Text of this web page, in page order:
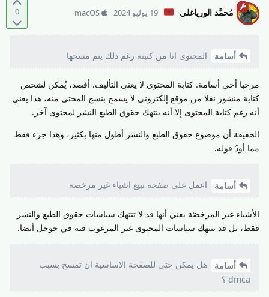
0 مُحمَّد الورياغلي 19 يوليو 2024 macOS
أسامة المحتوى انا من كتبته رغم ذلك يتم مسحها
مرحبا أخي أسامة. كتابة المحتوى لا يعني التأليف. أقصد، يُمكن لشخص
كتابة منشور نقلا من موقع إلكتروني لا يسمح بنسخ المحتى منه، هذا يعني
أنه رغم كتابة المحتوى إلا أنه ينتهك حقوق الطبع النشر لمحتوى آخر.
الحقيقة أن موضوع حقوق الطبع والنشر أطول منها بكثير، وهذا جزء فقط
مما أودّ قوله.
أسامة اعمل على صفحة تبيع اشياء غير مرخصة
الأشياء غير المرخصّة يعني أنها قد لا تنتهك سياسات حقوق الطبع والنشر
فقط، بل قد تنتهك سياسات المحتوى غير المرغوب فيه في جوجل أيضا.
أسامة
هل يمكن حتى للصفحة الاساسية ان تمسح بسبب
dmca ؟